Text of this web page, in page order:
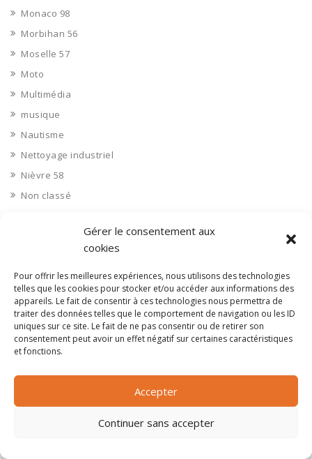
Gérer le consentement aux
cookies
Pour offrir les meilleures expériences, nous utilisons des technologies
telles que les cookies pour stocker et/ou accéder aux informations des
appareils. Le fait de consentir à ces technologies nous permettra de
traiter des données telles que le comportement de navigation ou les ID
uniques sur ce site. Le fait de ne pas consentir ou de retirer son
consentement peut avoir un effet négatif sur certaines caractéristiques
et fonctions.
Accepter
Continuer sans accepter
Monaco 98
Morbihan 56
Moselle 57
Moto
Multimédia
musique
Nautisme
Nettoyage industriel
Nièvre 58
Non classé
Objets connectés
Objets en plastique
Oise 60
Opérateur télécom
Opérateurs télécom
Optique
Ordinateurs